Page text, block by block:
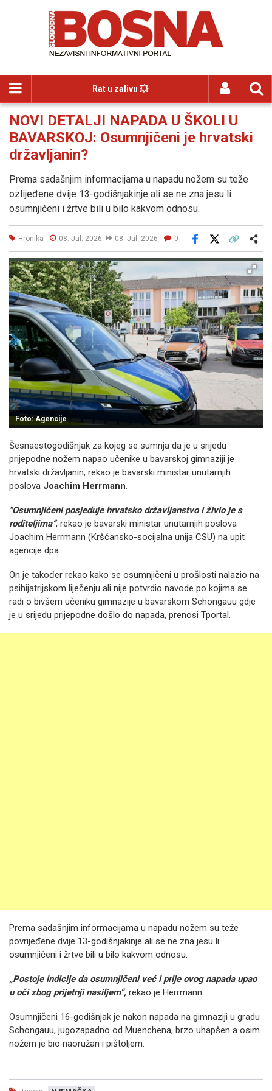
Rat u zalivu 💥
NOVI DETALJI NAPADA U ŠKOLI U
BAVARSKOJ: Osumnjičeni je hrvatski
državljanin?
Prema sadašnjim informacijama u napadu nožem su teže
ozlijeđene dvije 13-godišnjakinje ali se ne zna jesu li
osumnjičeni i žrtve bili u bilo kakvom odnosu.
Hronika 08. Jul. 2026 08. Jul. 2026 0
Facebook
Foto: Agencije
Šesnaestogodišnjak za kojeg se sumnja da je u srijedu
prijepodne nožem napao učenike u bavarskoj gimnaziji je
hrvatski državljanin, rekao je bavarski ministar unutarnjih
poslova Joachim Herrmann.
"Osumnjičeni posjeduje hrvatsko državljanstvo i živio je s
roditeljima“, rekao je bavarski ministar unutarnjih poslova
Joachim Herrmann (Kršćansko-socijalna unija CSU) na upit
agencije dpa.
On je također rekao kako se osumnjičeni u prošlosti nalazio na
psihijatrijskom liječenju ali nije potvrdio navode po kojima se
radi o bivšem učeniku gimnazije u bavarskom Schongauu gdje
je u srijedu prijepodne došlo do napada, prenosi Tportal.
Prema sadašnjim informacijama u napadu nožem su teže
povrijeđene dvije 13-godišnjakinje ali se ne zna jesu li
osumnjičeni i žrtve bili u bilo kakvom odnosu.
„Postoje indicije da osumnjičeni već i prije ovog napada upao
u oči zbog prijetnji nasiljem“, rekao je Herrmann.
Osumnjičeni 16-godišnjak je nakon napada na gimnaziji u gradu
Schongauu, jugozapadno od Muenchena, brzo uhapšen a osim
nožem je bio naoružan i pištoljem.